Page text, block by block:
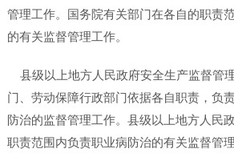
管理工作。国务院有关部门在各自的职责
的有关监督管理工作。
县级以上地方人民政府安全生产监督管
门、劳动保障行政部门依据各自职责，负
防治的监督管理工作。县级以上地方人民
职责范围内负责职业病防治的有关监督管理